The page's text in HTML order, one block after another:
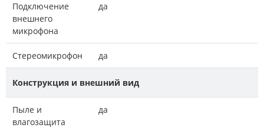
Подключение
внешнего
микрофона
да
Стереомикрофон да
Конструкция и внешний вид
Пыле и
влагозащита
да